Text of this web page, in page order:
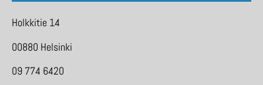
Holkkitie 14
00880 Helsinki
09 774 6420